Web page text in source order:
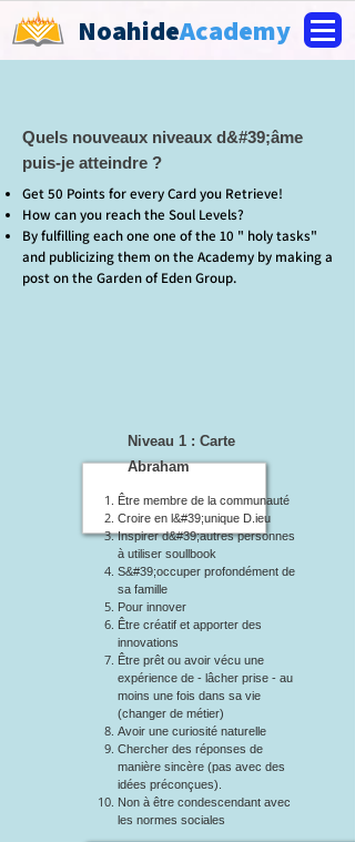
NoahideAcademy
Quels nouveaux niveaux d&#39;âme
puis-je atteindre ?
Get 50 Points for every Card you Retrieve!
How can you reach the Soul Levels?
By fulfilling each one one of the 10 " holy tasks"
and publicizing them on the Academy by making a
post on the Garden of Eden Group.
Niveau 1 : Carte
Abraham
Être membre de la communauté
Croire en l&#39;unique D.ieu
Inspirer d&#39;autres personnes
à utiliser soullbook
S&#39;occuper profondément de
sa famille
Pour innover
Être créatif et apporter des
innovations
Être prêt ou avoir vécu une
expérience de - lâcher prise - au
moins une fois dans sa vie
(changer de métier)
Avoir une curiosité naturelle
Chercher des réponses de
manière sincère (pas avec des
idées préconçues).
Non à être condescendant avec
les normes sociales